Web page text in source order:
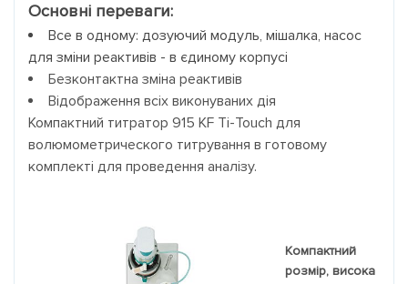
Основні переваги:
Все в одному: дозуючий модуль, мішалка, насос
для зміни реактивів - в єдиному корпусі
Безконтактна зміна реактивів
Відображення всіх виконуваних дія
Компактний титратор 915 KF Ti-Touch для
волюмометрического титрування в готовому
комплекті для проведення аналізу.
Компактний
розмір, висока